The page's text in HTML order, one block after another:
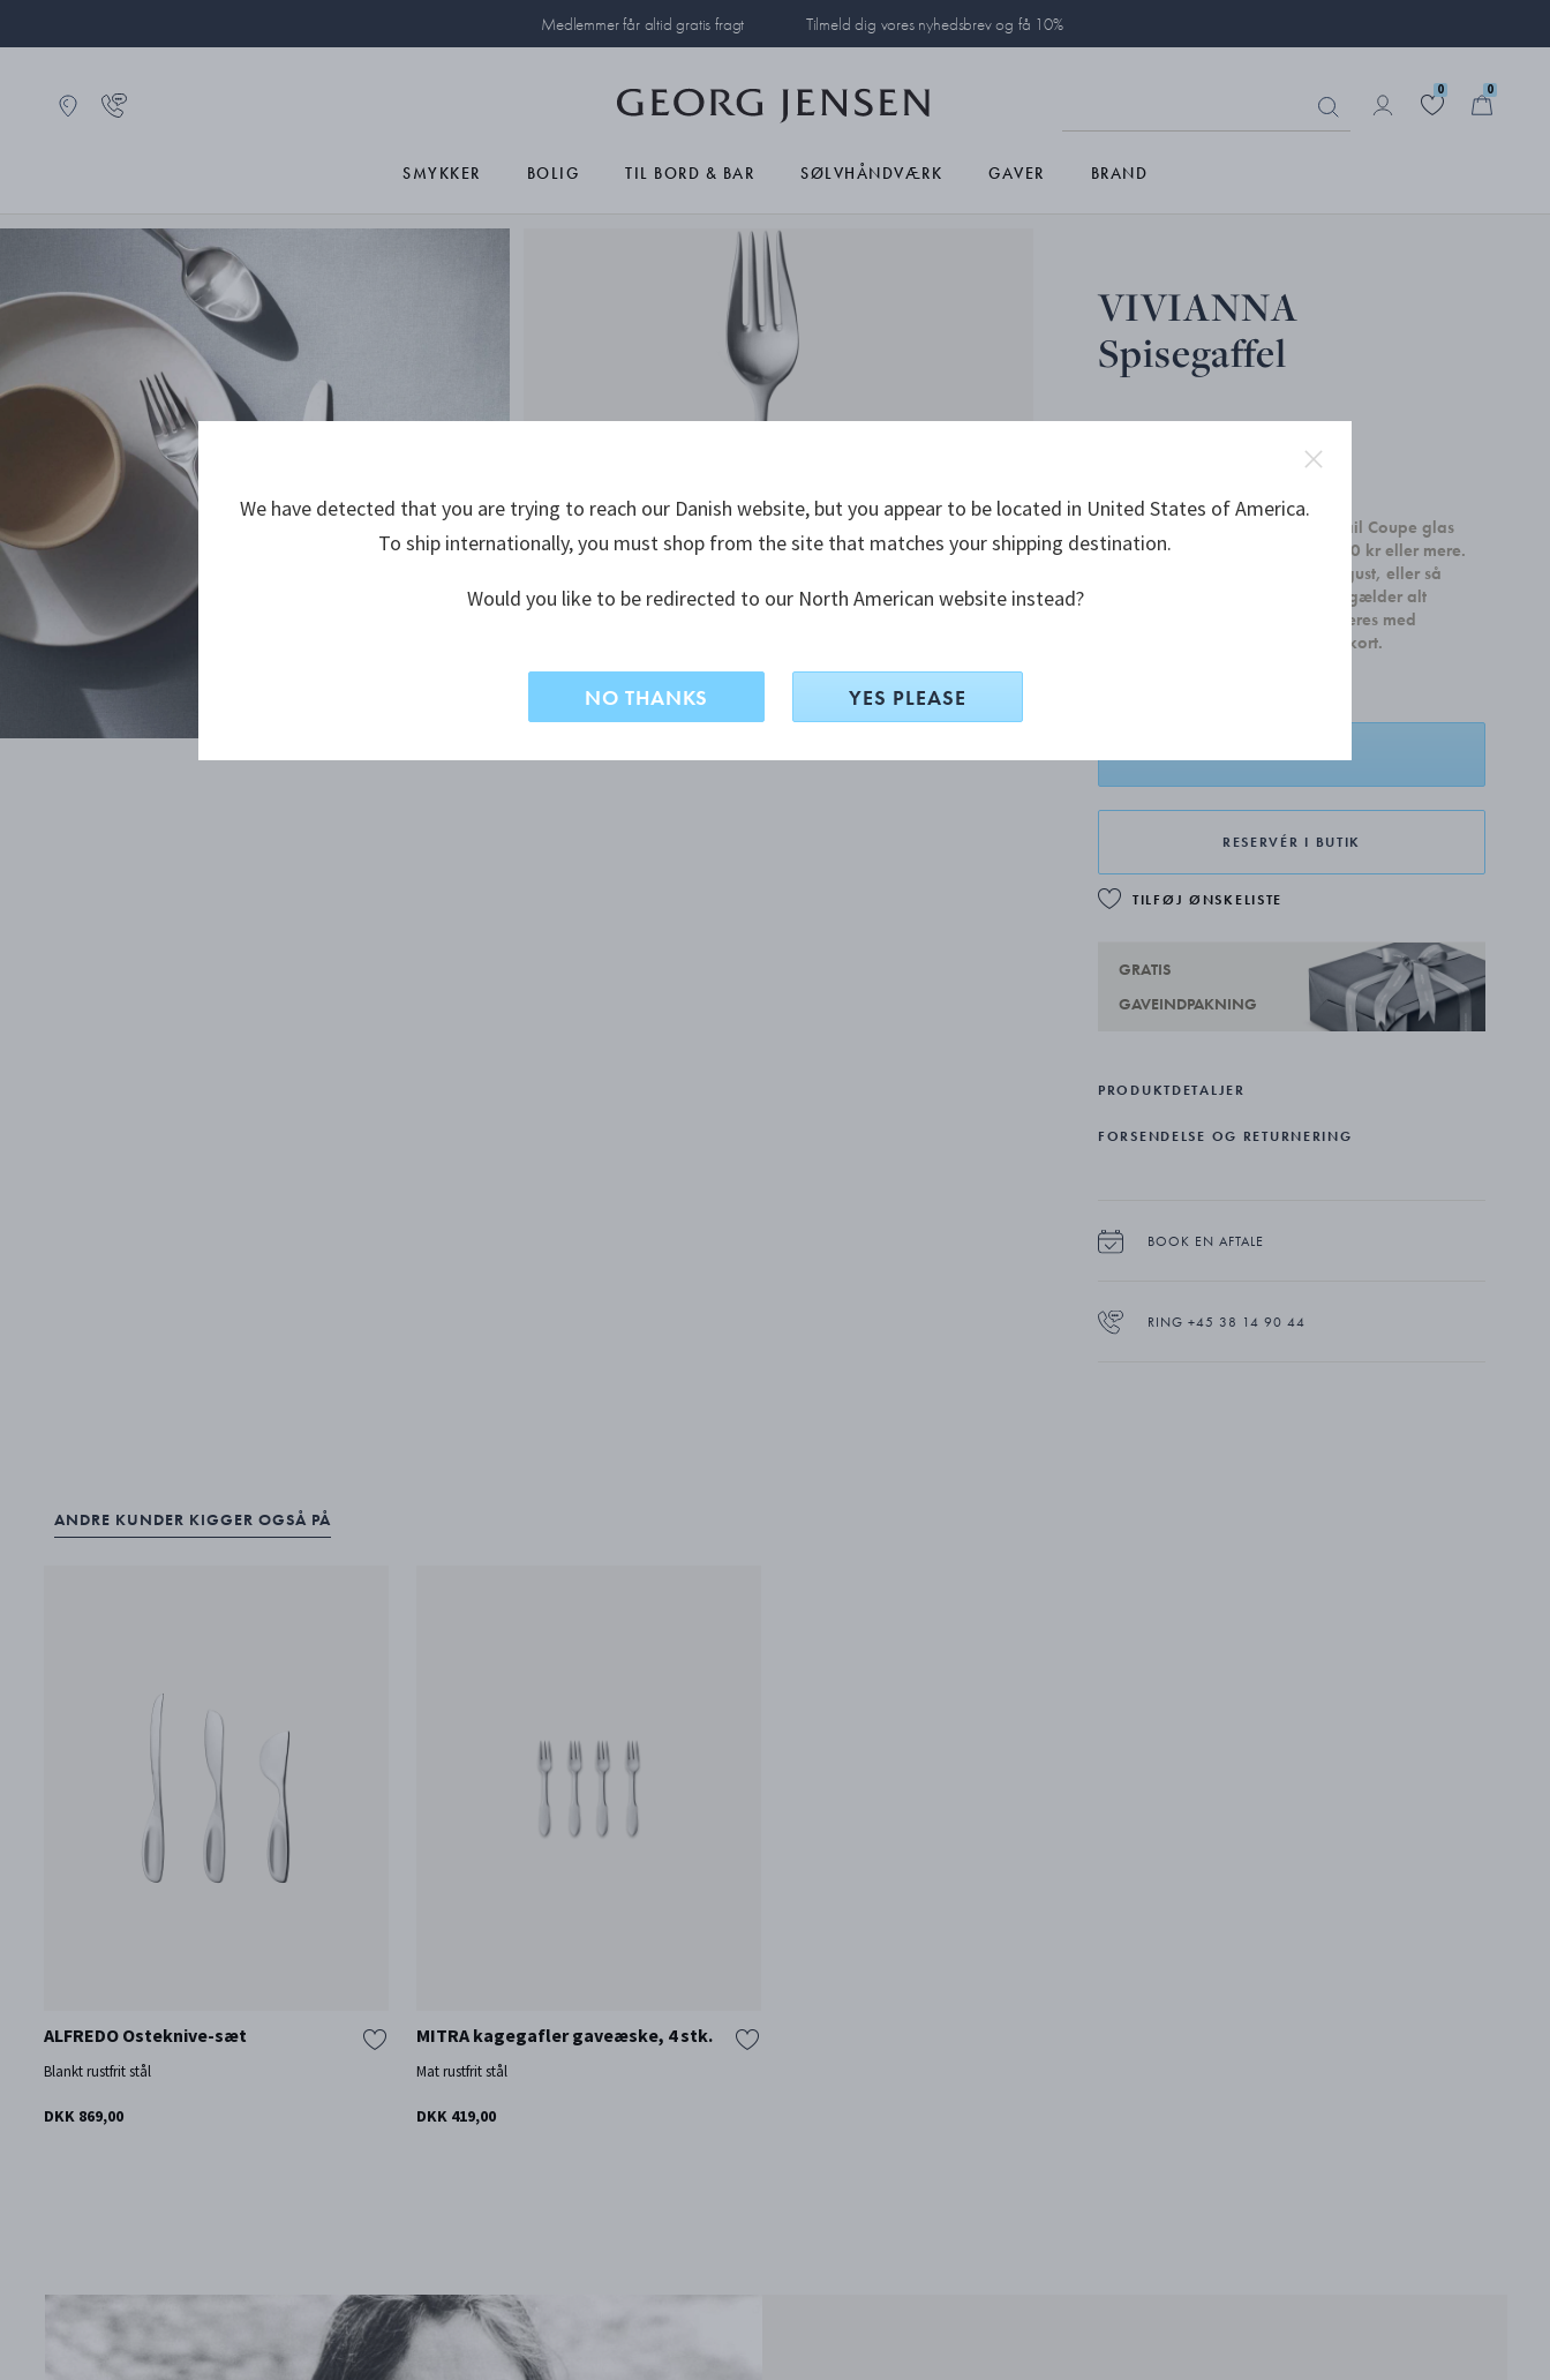
Medlemmer får altid gratis fragt Tilmeld dig vores nyhedsbrev og få 10%
0 0
SMYKKER BOLIG TIL BORD & BAR SØLVHÅNDVÆRK GAVER BRAND
VIVIANNA
Spisegaffel
Modtag et sæt med to Sky Cocktail Coupe glas
ved køb af boligtilbehør for 2.500 kr eller mere.
Kampagnen gælder indtil 31. august, eller så
længe lager haves. Kampagnen gælder alt
boligdesign og kan ikke kombineres med
smykker, sølvhåndværk og gavekort.
RESERVÉR I BUTIK
TILFØJ ØNSKELISTE
GRATIS
GAVEINDPAKNING
PRODUKTDETALJER
FORSENDELSE OG RETURNERING
BOOK EN AFTALE
RING +45 38 14 90 44
ANDRE KUNDER KIGGER OGSÅ PÅ
ALFREDO Osteknive-sæt
Blankt rustfrit stål
DKK 869,00
MITRA kagegafler gaveæske, 4 stk.
Mat rustfrit stål
DKK 419,00
We have detected that you are trying to reach our Danish website, but you appear to be located in United States of America.
To ship internationally, you must shop from the site that matches your shipping destination.
Would you like to be redirected to our North American website instead?
NO THANKS YES PLEASE